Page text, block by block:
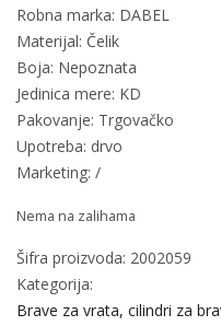
Robna marka: DABEL
Materijal: Čelik
Boja: Nepoznata
Jedinica mere: KD
Pakovanje: Trgovačko
Upotreba: drvo
Marketing: /
Nema na zalihama
Šifra proizvoda: 2002059
Kategorija:
Brave za vrata, cilindri za